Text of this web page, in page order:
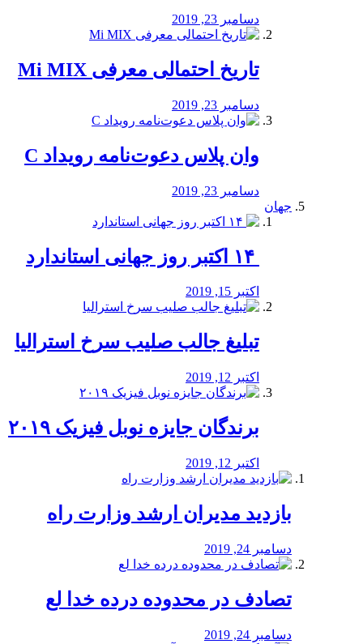
دسامبر 23, 2019
تاریخ احتمالی معرفی Mi MIX
دسامبر 23, 2019
وان پلاس دعوت‌نامه رویداد C
دسامبر 23, 2019
جهان
اکتبر 15, 2019
تبلیغ جالب صلیب سرخ استرالیا
اکتبر 12, 2019
برندگان جایزه نوبل فیزیک ۲۰۱۹
اکتبر 12, 2019
بازدید مدیران ارشد وزارت راه
دسامبر 24, 2019
تصادف در محدوده درده خدا لع
دسامبر 24, 2019